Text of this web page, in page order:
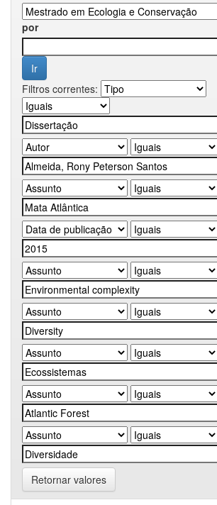
por
Filtros correntes:
Retornar valores